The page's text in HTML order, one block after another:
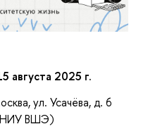
августа 2025 г.
ул. Усачёва, д. 6
НИУ ВШЭ)